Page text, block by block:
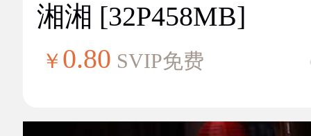
湘湘 [32P458MB]
￥ 0.80 SVIP免费